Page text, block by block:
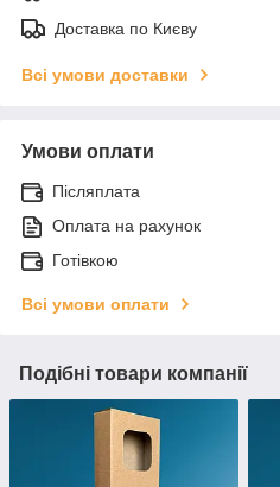
Доставка по Києву
Всі умови доставки
Умови оплати
Післяплата
Оплата на рахунок
Готівкою
Всі умови оплати
Подібні товари компанії